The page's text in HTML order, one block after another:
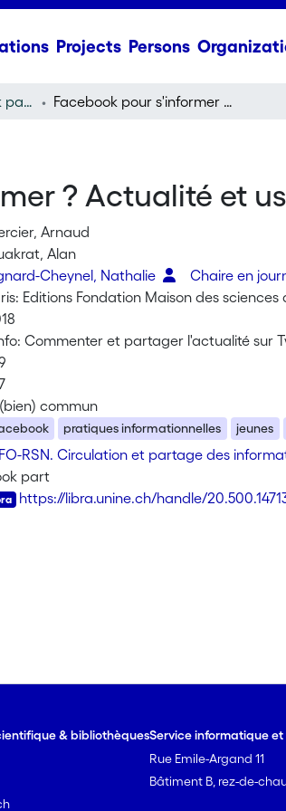
Projects Persons
Chapitre de livre (book part) Facebook pour s'informer ? Actualité et usages de la plateforme par les jeunes
? Actualité et
Arnaud
Alan
Cheynel, Nathalie
Chaire en
Editions Fondation Maison des sciences
Commenter et partager l'actualité sur
commun
pratiques informationnelles jeunes
RSN. Circulation et partage des
part
https://libra.unine.ch/handle/
& bibliothèquesService informatique
Rue Emile-Argand 11
Bâtiment B, rez-de-